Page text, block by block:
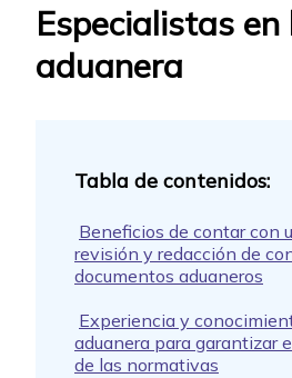
Especialistas
aduanera
Beneficios de contar con
revisión y redacción de
documentos aduaneros
Experiencia y
aduanera para garantizar
de las normativas